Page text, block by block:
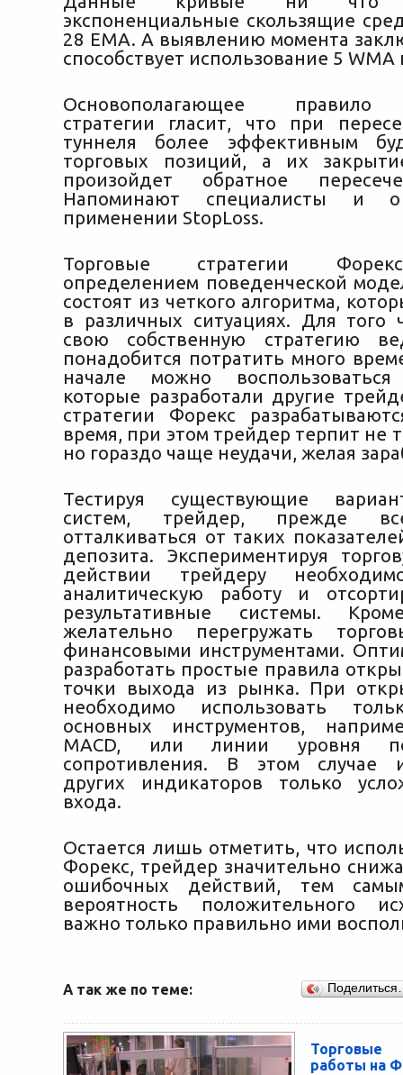
экспоненциальные скользящие
28 EMA. А выявлению момента
способствует использование 5 WMA
Основополагающее правило
стратегии гласит, что при
туннеля более эффективным
торговых позиций, а их
произойдет обратное
Напоминают специалисты и о
применении StopLoss.
Торговые стратегии
определением поведенческой
состоят из четкого алгоритма,
в различных ситуациях. Для того
свою собственную стратегию
понадобится потратить много
начале можно воспользоваться
которые разработали другие
стратегии Форекс
время, при этом трейдер терпит не
но гораздо чаще неудачи, желая
Тестируя существующие
систем, трейдер, прежде
отталкиваться от таких
депозита. Экспериментируя
действии трейдеру
аналитическую работу и
результативные системы.
желательно перегружать
финансовыми инструментами.
разработать простые правила
точки выхода из рынка. При
необходимо использовать
основных инструментов,
MACD, или линии уровня
сопротивления. В этом случае
других индикаторов только
входа.
Остается лишь отметить, что
Форекс, трейдер значительно
ошибочных действий, тем
вероятность положительного
важно только правильно ими
А так же по теме:
работы на